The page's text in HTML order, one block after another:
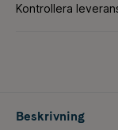
Beskrivning